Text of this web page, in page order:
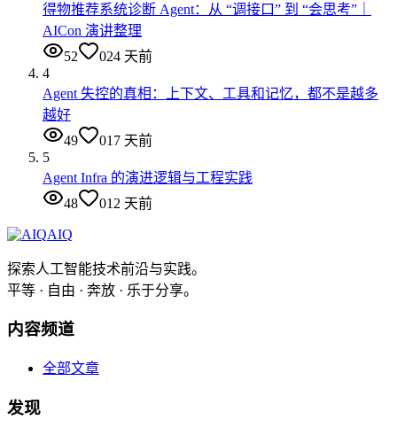
得物推荐系统诊断 Agent：从 “调接口” 到 “会思考”｜
AICon 演讲整理
52
024 天前
4
Agent 失控的真相：上下文、工具和记忆，都不是越多
越好
49
017 天前
5
Agent Infra 的演进逻辑与工程实践
48
012 天前
AIQ
探索人工智能技术前沿与实践。
平等 · 自由 · 奔放 · 乐于分享。
内容频道
全部文章
发现